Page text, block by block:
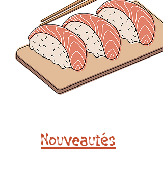
Nouveautés